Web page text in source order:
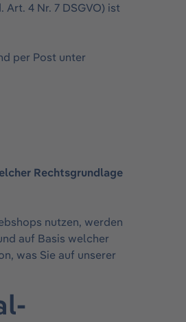
4 Nr. 7 DSGVO) ist
per Post unter
Rechtsgrundlage
nutzen, werden
auf Basis welcher
was Sie auf unserer